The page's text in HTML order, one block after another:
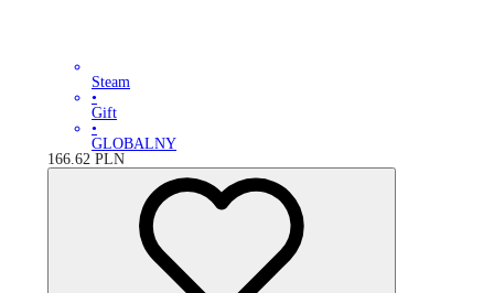
Steam
•
Gift
•
GLOBALNY
166.62 PLN